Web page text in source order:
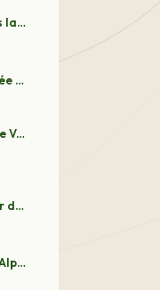
Raquettes et yoga dans la vallée de Serre Chevalier
Invitation à la randonnée à cheval en Corse
Rando bien-être dans le Vercors
Séjour aventure au cœur du Pays Basque
Grande Traversée des Alpes - Cirque du Fer-à-Cheval